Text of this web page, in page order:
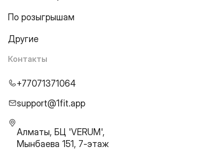
По розыгрышам
Другие
Контакты
+77071371064
support@1fit.app
Алматы, БЦ 'VERUM',
Мынбаева 151, 7-этаж